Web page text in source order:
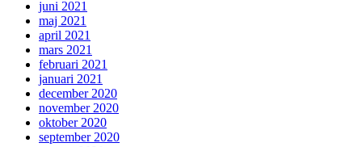
juni 2021
maj 2021
april 2021
mars 2021
februari 2021
januari 2021
december 2020
november 2020
oktober 2020
september 2020